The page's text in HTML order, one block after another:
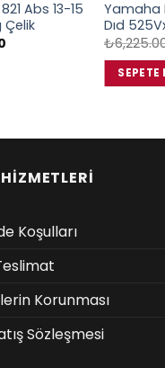
Abs 13-15
Çelik
Şu
Yamaha
Dıd
₺
SEPETE
Koşulları
Korunması
Sözleşmesi